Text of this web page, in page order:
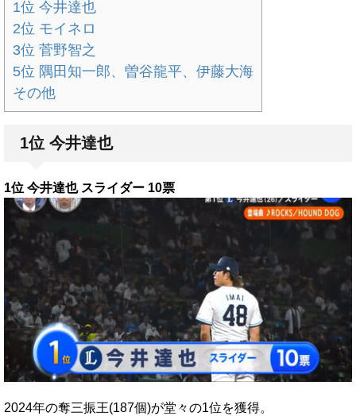
1位 今井達也
2位 モイネロ
3位 菅野智之
5位 隅田知一郎、曽谷龍平、伊藤大海
その他
1位 今井達也
1位 今井達也 スライダー 10票
2024年の奪三振王(187個)が堂々の1位を獲得。